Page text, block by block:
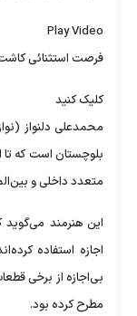
Play Video
فرصت استثنائی کاشت ابرو!
کلیک کنید
محمدعلی دلنواز
بلوچستان است که تا
متعدد داخلی و
این هنرمند می‌گوید
اجازه استفاده
بی‌اجازه از برخی
مطرح کرده بود.